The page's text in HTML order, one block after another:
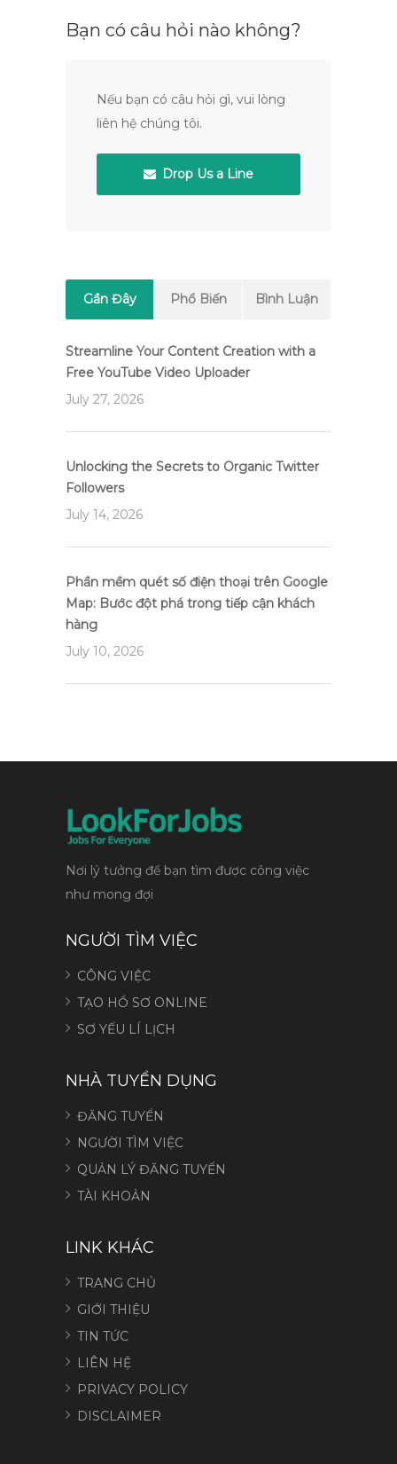
Bạn có câu hỏi nào không?
Nếu bạn có câu hỏi gì, vui lòng
liên hệ chúng tôi.
Drop Us a Line
Gần Đây Phổ Biến Bình Luận
Streamline Your Content Creation with a
Free YouTube Video Uploader
July 27, 2026
Unlocking the Secrets to Organic Twitter
Followers
July 14, 2026
Phần mềm quét số điện thoại trên Google
Map: Bước đột phá trong tiếp cận khách
hàng
July 10, 2026
Nơi lý tưởng để bạn tìm được công việc
như mong đợi
NGƯỜI TÌM VIỆC
CÔNG VIỆC
TẠO HỒ SƠ ONLINE
SƠ YẾU LÍ LỊCH
NHÀ TUYỂN DỤNG
ĐĂNG TUYỂN
NGƯỜI TÌM VIỆC
QUẢN LÝ ĐĂNG TUYỂN
TÀI KHOẢN
LINK KHÁC
TRANG CHỦ
GIỚI THIỆU
TIN TỨC
LIÊN HỆ
PRIVACY POLICY
DISCLAIMER